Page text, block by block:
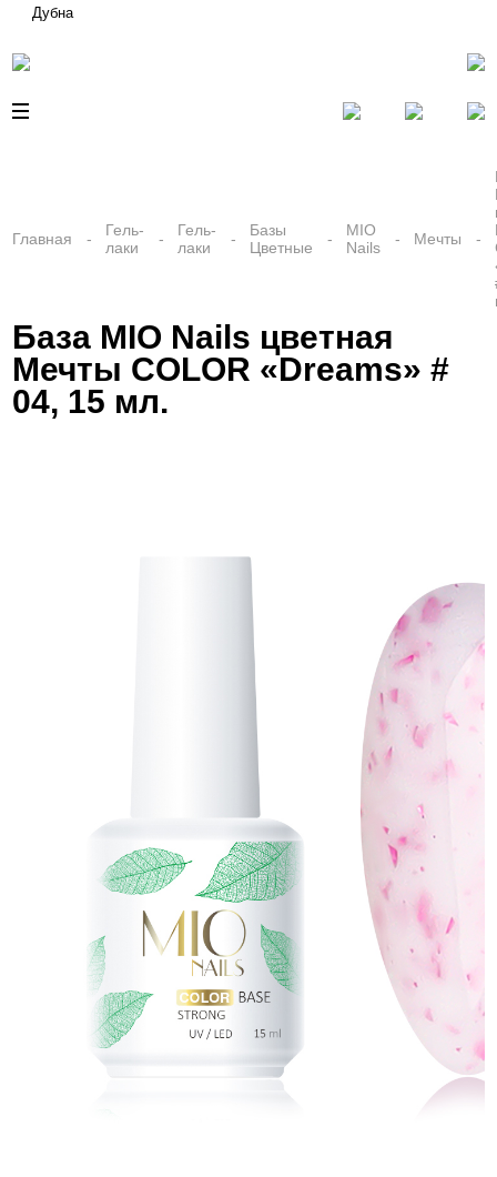
Дубна
Главная
Гель-
лаки
Гель-
лаки
Базы
Цветные
MIO
Nails
Мечты
База MIO Nails цветная
Мечты COLOR «Dreams» #
04, 15 мл.